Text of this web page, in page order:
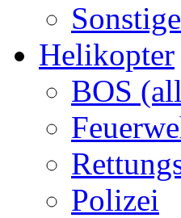
Sonstige
Helikopter
BOS
Polizei